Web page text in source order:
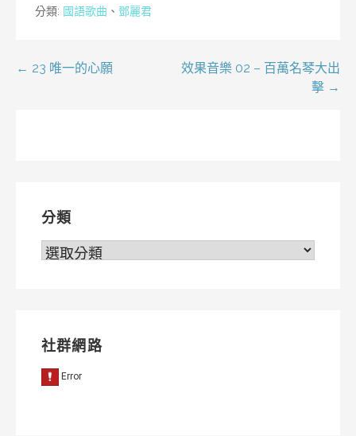
分類: 國語歌曲 、 鄧麗君
文← 23 唯一的心願
效果音樂 02 – 百萬名琴大出
擊 →
分類
分
社群網路